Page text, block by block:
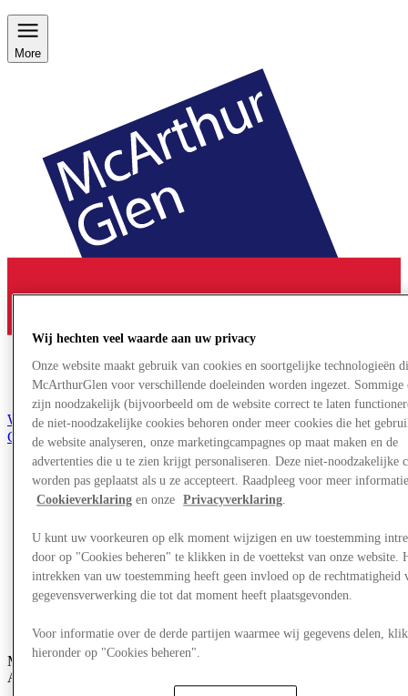
More
Word lid van de Club
Gered,
Winkels
Aanbiedingen
Eet & Drink
Wat is er aan
Diensten
Cadeaubonnen
More
McArthurGlen Shuttle Service: €15 retourrit vanuit Marseille of
Aix-en-Provence
Wij hechten veel waarde aan uw privacy
Onze website maakt gebruik van cookies en soortgelijke technologieën
McArthurGlen voor verschillende doeleinden worden ingezet. Sommige
zijn noodzakelijk (bijvoorbeeld om de website correct te laten
de niet-noodzakelijke cookies behoren onder meer cookies die het
de website analyseren, onze marketingcampagnes op maat maken en de
advertenties die u te zien krijgt personaliseren. Deze niet-noodzakelijke
worden pas geplaatst als u ze accepteert. Raadpleeg voor meer
Cookieverklaring en onze Privacyverklaring.
U kunt uw voorkeuren op elk moment wijzigen en uw toestemming
door op "Cookies beheren" te klikken in de voettekst van onze website.
intrekken van uw toestemming heeft geen invloed op de rechtmatigheid
gegevensverwerking die tot dat moment heeft plaatsgevonden.
Voor informatie over de derde partijen waarmee wij gegevens delen,
hieronder op "Cookies beheren".